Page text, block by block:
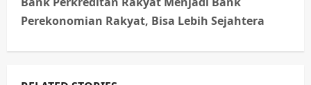
a
v
i
Perekonomian Rakyat, Bisa Lebih Sejahtera